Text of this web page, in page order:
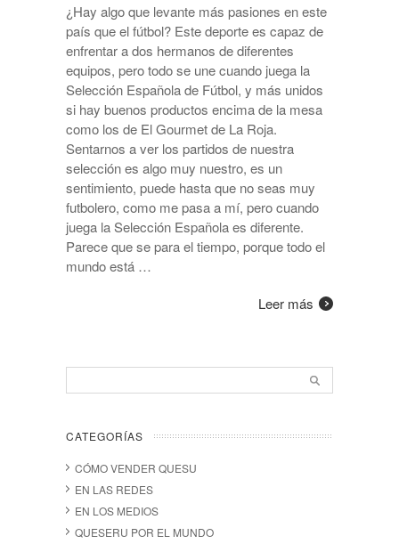
¿Hay algo que levante más pasiones en este
país que el fútbol? Este deporte es capaz de
enfrentar a dos hermanos de diferentes
equipos, pero todo se une cuando juega la
Selección Española de Fútbol, y más unidos
si hay buenos productos encima de la mesa
como los de El Gourmet de La Roja.
Sentarnos a ver los partidos de nuestra
selección es algo muy nuestro, es un
sentimiento, puede hasta que no seas muy
futbolero, como me pasa a mí, pero cuando
juega la Selección Española es diferente.
Parece que se para el tiempo, porque todo el
mundo está …
Leer más
CATEGORÍAS
CÓMO VENDER QUESU
EN LAS REDES
EN LOS MEDIOS
QUESERU POR EL MUNDO